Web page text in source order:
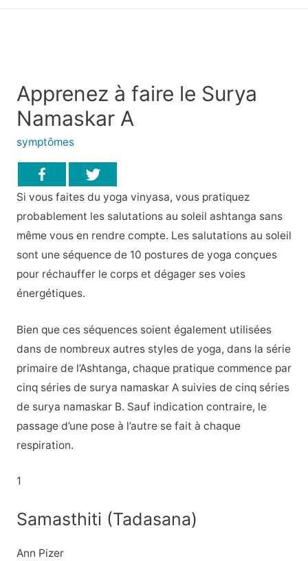
Apprenez à faire le Surya
Namaskar A
symptômes
Si vous faites du yoga vinyasa, vous pratiquez
probablement les salutations au soleil ashtanga sans
même vous en rendre compte. Les salutations au soleil
sont une séquence de 10 postures de yoga conçues
pour réchauffer le corps et dégager ses voies
énergétiques.
Bien que ces séquences soient également utilisées
dans de nombreux autres styles de yoga, dans la série
primaire de l’Ashtanga, chaque pratique commence par
cinq séries de surya namaskar A suivies de cinq séries
de surya namaskar B. Sauf indication contraire, le
passage d’une pose à l’autre se fait à chaque
respiration.
1
Samasthiti (Tadasana)
Ann Pizer